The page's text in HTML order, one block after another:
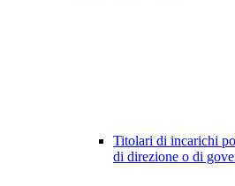
Titolari di incarichi
di direzione o di